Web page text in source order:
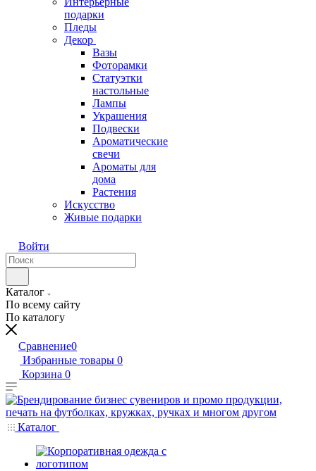
подарки
Пледы
Декор
Вазы
Фоторамки
Статуэтки
настольные
Лампы
Украшения
Подвески
Ароматические
свечи
Ароматы для
дома
Растения
Искусство
Живые подарки
Войти
Каталог
По всему сайту
По каталогу
Сравнение0
Избранные товары 0
Корзина 0
Каталог